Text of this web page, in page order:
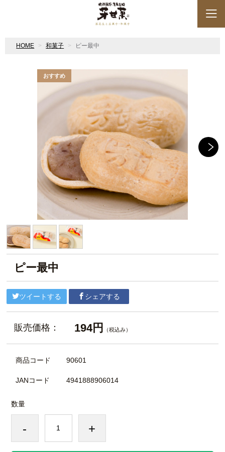
HOME 和菓子 ピー最中
ピー最中
ツイートする シェアする
販売価格： 194円 （税込み）
商品コード 90601
JANコード 4941888906014
数量
- +